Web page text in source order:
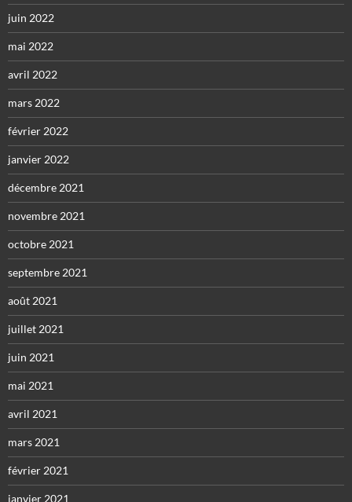
juin 2022
mai 2022
avril 2022
mars 2022
février 2022
janvier 2022
décembre 2021
novembre 2021
octobre 2021
septembre 2021
août 2021
juillet 2021
juin 2021
mai 2021
avril 2021
mars 2021
février 2021
janvier 2021